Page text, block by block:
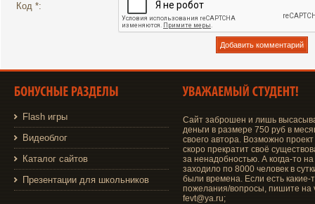
Код *:
Flash игры
Видеоблог
Каталог сайтов
Презентации для школьников
Сайт заброшен и лишь
деньги в размере 750 руб в
своего автора. Возможно проект
скоро прекратит своё
за ненадобностью. А когда-то на
заходило по 8000 человек в
были времена. Если есть какие-
пожелания/вопросы, пишите на
fevt@ya.ru;